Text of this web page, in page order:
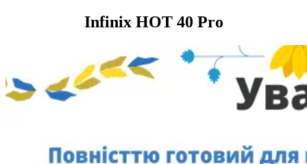
Infinix HOT 40 Pro